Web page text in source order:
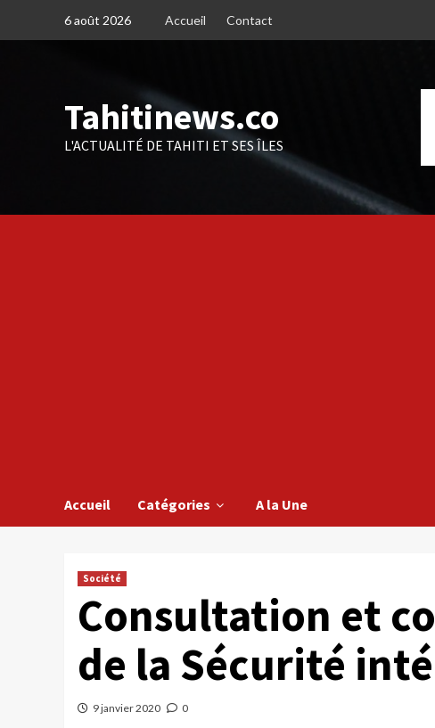
6 août 2026 Accueil Contact
Tahitinews.co
L'ACTUALITÉ DE TAHITI ET SES ÎLES
Accueil Catégories A la Une
Société
Consultation et
de la Sécurité
9 janvier 2020 0